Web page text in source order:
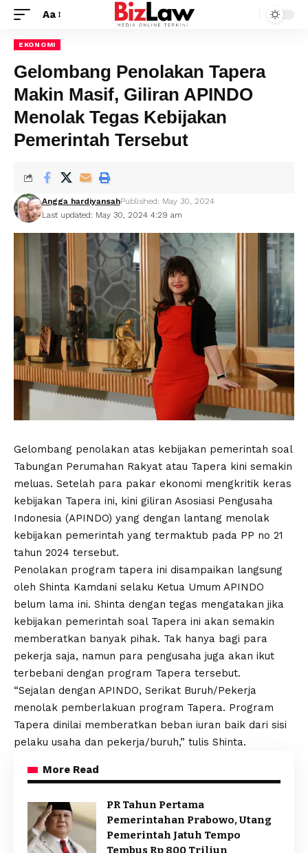
Aa
EKONOMI
Gelombang Penolakan Tapera
Makin Masif, Giliran APINDO
Menolak Tegas Kebijakan
Pemerintah Tersebut
Last updated: May 30, 2024 4:29 am
Angga hardiyansahPublished: May 30, 2024
Gelombang penolakan atas kebijakan pemerintah soal
Tabungan Perumahan Rakyat atau Tapera kini semakin
meluas. Setelah para pakar ekonomi mengkritik keras
kebijakan Tapera ini, kini giliran Asosiasi Pengusaha
Indonesia (APINDO) yang dengan lantang menolak
kebijakan pemerintah yang termaktub pada PP no 21
tahun 2024 tersebut.
Penolakan program tapera ini disampaikan langsung
oleh Shinta Kamdani selaku Ketua Umum APINDO
belum lama ini. Shinta dengan tegas mengatakan jika
kebijakan pemerintah soal Tapera ini akan semakin
memberatkan banyak pihak. Tak hanya bagi para
pekerja saja, namun para pengusaha juga akan ikut
terbebani dengan program Tapera tersebut.
“Sejalan dengan APINDO, Serikat Buruh/Pekerja
menolak pemberlakuan program Tapera. Program
Tapera dinilai memberatkan beban iuran baik dari sisi
pelaku usaha dan pekerja/buruh,” tulis Shinta.
More Read
PR Tahun Pertama
Pemerintahan Prabowo, Utang
Pemerintah Jatuh Tempo
Tembus Rp 800 Triliun